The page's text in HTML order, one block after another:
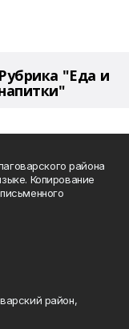
Рубрика "Еда и
района
Копирование
район,